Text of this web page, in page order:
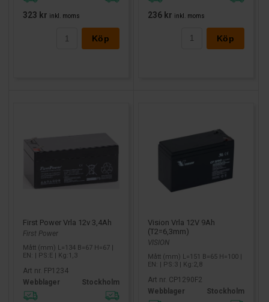
Vilkenspänning kapacitethar du idag (V och Ah),
och vilka mått/anslutningar krävs?
Har du dessa uppgifter är det lätt att filtrera fram rätt
323 kr inkl. moms
Köp
236 kr inkl. moms
Köp
First Power Vrla 12v 3,4Ah
First Power
Mått (mm) L=134 B=67 H=67 |
EN: | PS:E | Kg:1,3
Art nr. FP1234
Webblager
Stockholm
Vision Vrla 12V 9Ah
(T2=6,3mm)
VISION
Mått (mm) L=151 B=65 H=100 |
EN: | PS:3 | Kg:2,8
Art nr. CP1290F2
Webblager
Stockholm